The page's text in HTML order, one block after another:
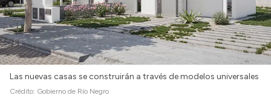
Las nuevas casas se construirán a través de modelos universales
Crédito: Gobierno de Río Negro